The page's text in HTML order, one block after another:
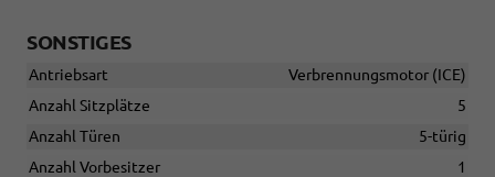
SONSTIGES
Antriebsart
Verbrennungsmotor (ICE)
Anzahl Sitzplätze
5
Anzahl Türen
5-türig
Anzahl Vorbesitzer
1